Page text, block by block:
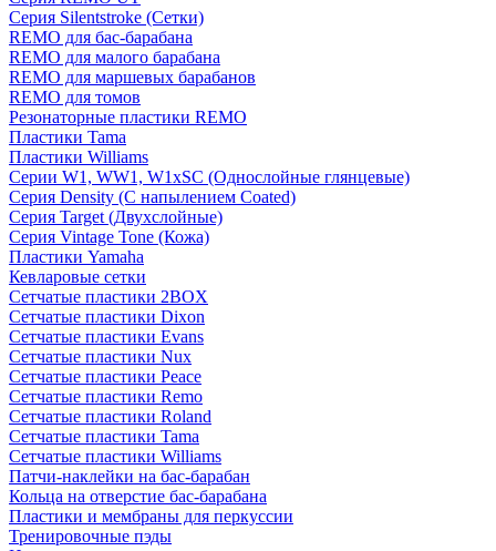
Серия Silentstroke (Сетки)
REMO для бас-барабана
REMO для малого барабана
REMO для маршевых барабанов
REMO для томов
Резонаторные пластики REMO
Пластики Tama
Пластики Williams
Серии W1, WW1, W1xSC (Однослойные глянцевые)
Серия Density (C напылением Coated)
Серия Target (Двухслойные)
Серия Vintage Tone (Кожа)
Пластики Yamaha
Кевларовые сетки
Сетчатые пластики 2BOX
Сетчатые пластики Dixon
Сетчатые пластики Evans
Сетчатые пластики Nux
Сетчатые пластики Peace
Сетчатые пластики Remo
Сетчатые пластики Roland
Сетчатые пластики Tama
Сетчатые пластики Williams
Патчи-наклейки на бас-барабан
Кольца на отверстие бас-барабана
Пластики и мембраны для перкуссии
Тренировочные пэды